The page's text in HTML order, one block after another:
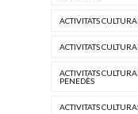
ACTIVITATS
ACTIVITATS
ACTIVITATS
PENEDÈS
ACTIVITATS